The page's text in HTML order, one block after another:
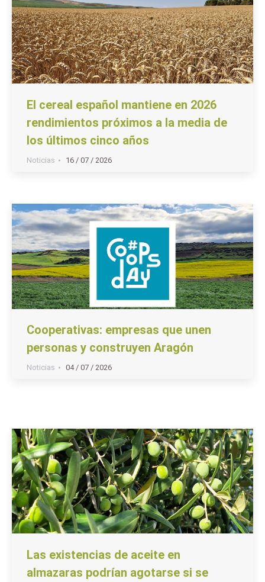
El cereal español mantiene en 2026
rendimientos próximos a la media de
los últimos cinco años
Noticias 16 / 07 / 2026
Cooperativas: empresas que unen
personas y construyen Aragón
Noticias 04 / 07 / 2026
Las existencias de aceite en
almazaras podrían agotarse si se